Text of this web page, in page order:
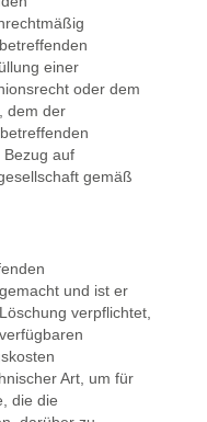
einer
oder dem
dem der
Bezug auf
gemäß
und ist er
verpflichtet,
Art, um für
die die